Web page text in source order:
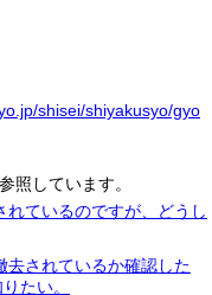
shisei/shiyakusyo/gyo
照しています。
ているのですが、どうし
されているか確認した
たい。